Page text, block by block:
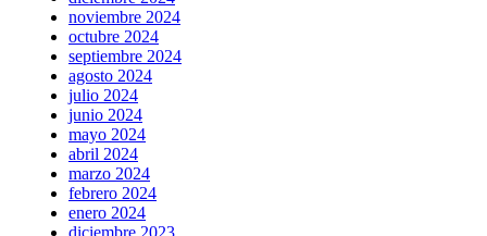
noviembre 2024
octubre 2024
septiembre 2024
agosto 2024
julio 2024
junio 2024
mayo 2024
abril 2024
marzo 2024
febrero 2024
enero 2024